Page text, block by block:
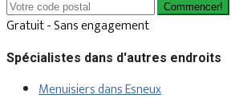
Commencer!
Gratuit - Sans engagement
Spécialistes dans d'autres endroits
Menuisiers dans Esneux